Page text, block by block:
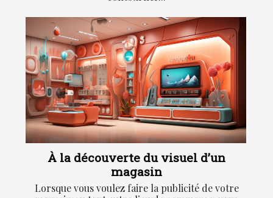
À la découverte du visuel d’un
magasin
Lorsque vous voulez faire la publicité de votre